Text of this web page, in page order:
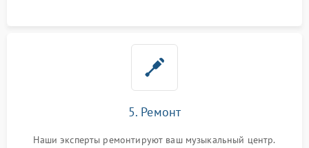
5. Ремонт
Наши эксперты ремонтируют ваш музыкальный центр.